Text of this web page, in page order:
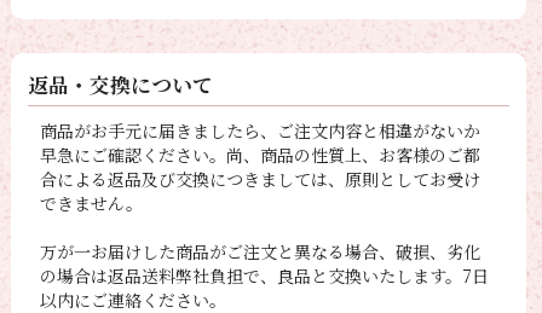
返品・交換について
商品がお手元に届きましたら、ご注文内容と相違がないか
早急にご確認ください。尚、商品の性質上、お客様のご都
合による返品及び交換につきましては、原則としてお受け
できません。
万が一お届けした商品がご注文と異なる場合、破損、劣化
の場合は返品送料弊社負担で、良品と交換いたします。7日
以内にご連絡ください。